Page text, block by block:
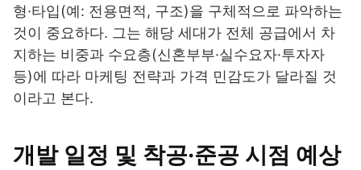
형·타입(예: 전용면적, 구조)을 구체적으로 파악하는
것이 중요하다. 그는 해당 세대가 전체 공급에서 차
지하는 비중과 수요층(신혼부부·실수요자·투자자
등)에 따라 마케팅 전략과 가격 민감도가 달라질 것
이라고 본다.
개발 일정 및 착공·준공 시점 예상